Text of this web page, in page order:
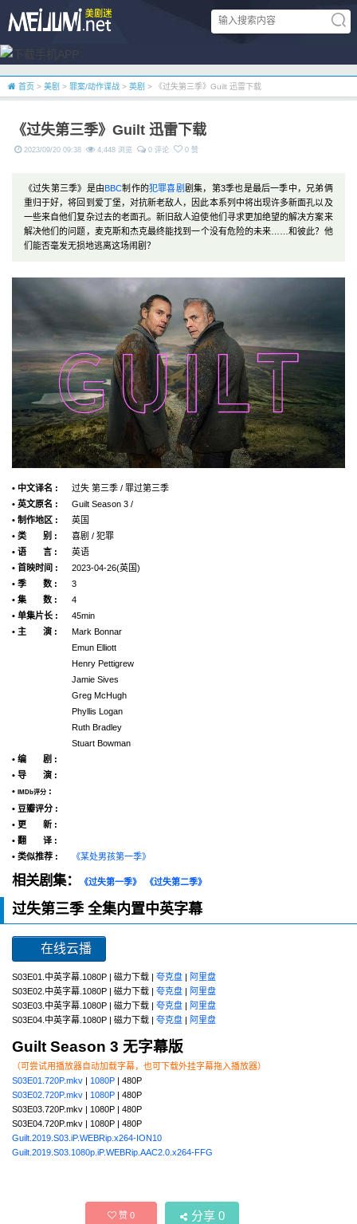
首页 > 美剧 > 罪案/动作谍战 > 英剧 > 《过失第三季》Guilt 迅雷下载
《过失第三季》Guilt 迅雷下载
2023/09/20 09:38 4,448 浏览 0 评论 0 赞
《过失第三季》是由BBC制作的犯罪喜剧剧集，第3季也是最后一季中，兄弟俩
重归于好，将回到爱丁堡，对抗新老敌人，因此本系列中将出现许多新面孔以及
一些来自他们复杂过去的老面孔。新旧敌人迫使他们寻求更加绝望的解决方案来
解决他们的问题，麦克斯和杰克最终能找到一个没有危险的未来……和彼此？他
们能否毫发无损地逃离这场闹剧？
• 中文译名 :
过失 第三季 / 罪过第三季
• 英文原名 :
Guilt Season 3 /
• 制作地区 :
英国
• 类 别 :
喜剧 / 犯罪
• 语 言 :
英语
• 首映时间 :
2023-04-26(英国)
• 季 数 :
3
• 集 数 :
4
• 单集片长 :
45min
• 主 演 :
Mark Bonnar
Emun Elliott
Henry Pettigrew
Jamie Sives
Greg McHugh
Phyllis Logan
Ruth Bradley
Stuart Bowman
• 编 剧 :
• 导 演 :
•
IMDb评分 :
• 豆瓣评分 :
• 更 新 :
• 翻 译 :
• 类似推荐 :
《某处男孩第一季》
相关剧集： 《过失第一季》 《过失第二季》
过失第三季 全集内置中英字幕
在线云播
S03E01.中英字幕.1080P | 磁力下载 | 夸克盘 | 阿里盘
S03E02.中英字幕.1080P | 磁力下载 | 夸克盘 | 阿里盘
S03E03.中英字幕.1080P | 磁力下载 | 夸克盘 | 阿里盘
S03E04.中英字幕.1080P | 磁力下载 | 夸克盘 | 阿里盘
Guilt Season 3 无字幕版
（可尝试用播放器自动加载字幕，也可下载外挂字幕拖入播放器）
S03E01.720P.mkv | 1080P | 480P
S03E02.720P.mkv | 1080P | 480P
S03E03.720P.mkv | 1080P | 480P
S03E04.720P.mkv | 1080P | 480P
Guilt.2019.S03.iP.WEBRip.x264-ION10
Guilt.2019.S03.1080p.iP.WEBRip.AAC2.0.x264-FFG
赞0 分享 0